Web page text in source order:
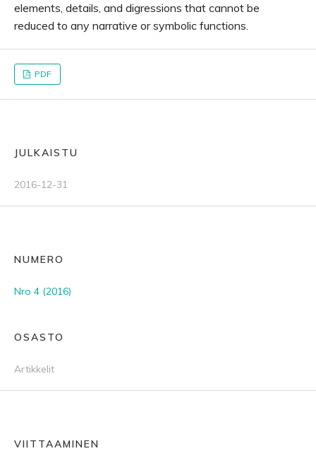
elements, details, and digressions that cannot be
reduced to any narrative or symbolic functions.
PDF
JULKAISTU
2016-12-31
NUMERO
Nro 4 (2016)
OSASTO
Artikkelit
VIITTAAMINEN